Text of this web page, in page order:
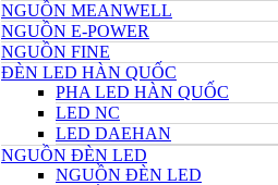
NGUỒN MEANWELL
NGUỒN E-POWER
NGUỒN FINE
ĐÈN LED HÀN QUỐC
PHA LED HÀN QUỐC
LED NC
LED DAEHAN
NGUỒN ĐÈN LED
NGUỒN ĐÈN LED